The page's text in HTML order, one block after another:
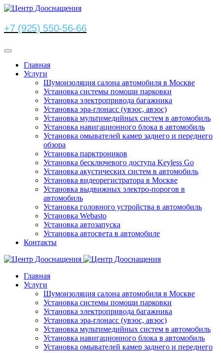
+7 (925) 550-56-66
Главная
Услуги
Шумоизоляция салона автомобиля в Москве
Установка системы помощи парковки
Установка электропривода багажника
Установка эра-глонасс (увэос, авэос)
Установка мультимедийных систем в автомобиль
Установка навигационного блока в автомобиль
Установка омывателей камер заднего и переднего
обзора
Установка парктроников
Установка бесключевого доступа Keyless Go
Установка акустических систем в автомобиль
Установка видеорегистратора в Москве
Установка выдвижных электро-порогов в
автомобиль
Установка головного устройства в автомобиль
Установка Webasto
Установка автозапуска
Установка автосвета в автомобиле
Контакты
Главная
Услуги
Шумоизоляция салона автомобиля в Москве
Установка системы помощи парковки
Установка электропривода багажника
Установка эра-глонасс (увэос, авэос)
Установка мультимедийных систем в автомобиль
Установка навигационного блока в автомобиль
Установка омывателей камер заднего и переднего